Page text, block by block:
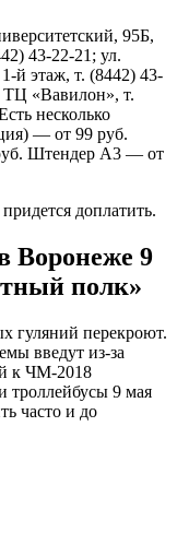
95Б,
43-22-21; ул.
й этаж, т. (8442) 43-
«Вавилон», т.
несколько
— от 99 руб.
Штендер А3 — от
доплатить.
Воронеже 9
полк»
гуляний перекроют.
введут из-за
к ЧМ-2018
троллейбусы 9 мая
часто и до